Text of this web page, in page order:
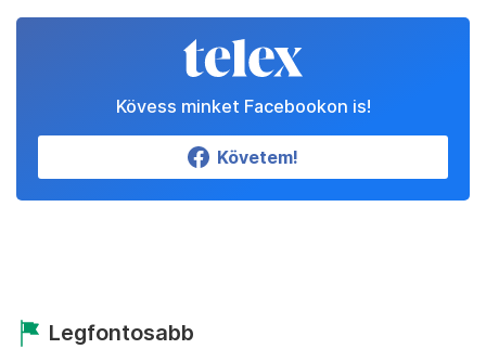
Kövess minket Facebookon is!
Követem!
Legfontosabb